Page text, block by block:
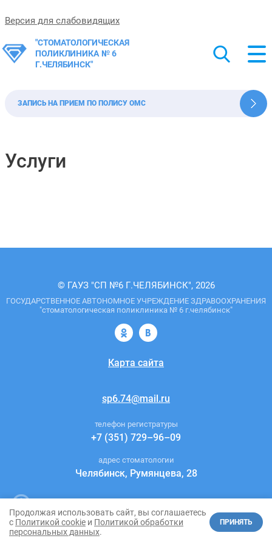
Версия для слабовидящих
"СТОМАТОЛОГИЧЕСКАЯ
ПОЛИКЛИНИКА № 6
Г.ЧЕЛЯБИНСК"
ЗАПИСЬ НА ПРИЕМ ПО ПОЛИСУ ОМС
Услуги
© ГАУЗ "СП №6 Г.ЧЕЛЯБИНСК", 2026
ГОСУДАРСТВЕННОЕ АВТОНОМНОЕ УЧРЕЖДЕНИЕ ЗДРАВООХРАНЕНИЯ
"стоматологическая поликлиника № 6 г.челябинск"
Карта сайта
sp6.74@mail.ru
телефон регистратуры
+7 (351) 729–96–09
адрес стоматологии
Челябинск, Румянцева, 28
Продолжая использовать сайт, вы соглашаетесь
с Политикой cookie и Политикой обработки
персональных данных.
ПРИНЯТЬ